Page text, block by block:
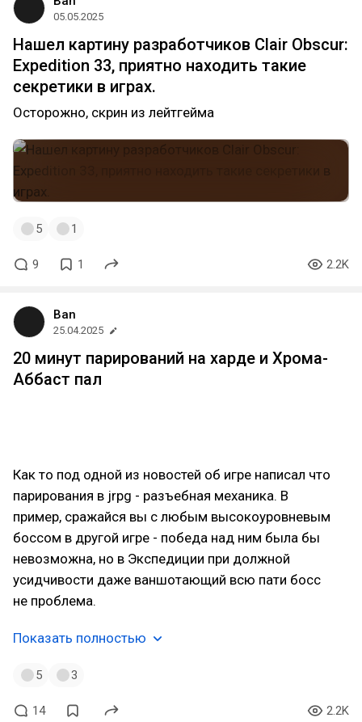
05.05.2025
Нашел картину разработчиков Clair Obscur:
Expedition 33, приятно находить такие
секретики в играх.
Осторожно, скрин из лейтгейма
5 1
9 1 2.2K
Ban
25.04.2025
20 минут парирований на харде и Хрома-
Аббаст пал
Как то под одной из новостей об игре написал что
парирования в jrpg - разъебная механика. В
пример, сражайся вы с любым высокоуровневым
боссом в другой игре - победа над ним была бы
невозможна, но в Экспедиции при должной
усидчивости даже ваншотающий всю пати босс
не проблема.
Показать полностью
5 3
14 2.2K